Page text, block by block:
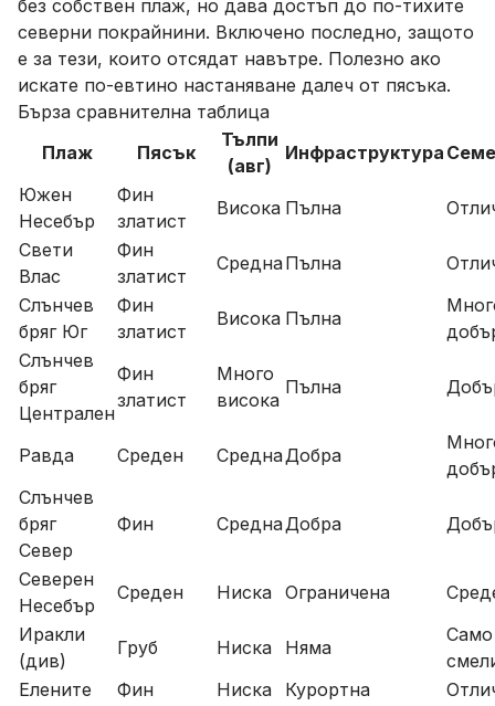
без собствен плаж, но дава достъп до по-тихите
северни покрайнини. Включено последно, защото
е за тези, които отсядат навътре. Полезно ако
искате по-евтино настаняване далеч от пясъка.
Бърза сравнителна таблица
Плаж
Пясък
Тълпи
(авг)
Инфраструктура
Южен
Несебър
Фин
златист
Висока Пълна
Свети
Влас
Фин
златист
СреднаПълна
Слънчев
бряг Юг
Фин
златист
Висока Пълна
Слънчев
бряг
Централен
Фин
златист
Много
висока
Пълна
Равда Среден СреднаДобра
Слънчев
бряг
Север
Фин СреднаДобра
Северен
Несебър
Среден Ниска Ограничена
Иракли
(див)
Груб Ниска Няма
Само
Елените
Фин Ниска Курортна